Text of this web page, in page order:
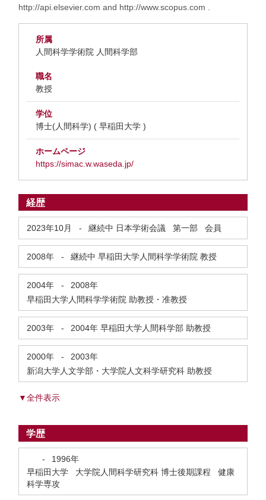
http://api.elsevier.com and http://www.scopus.com .
所属
人間科学学術院 人間科学部
職名
教授
学位
博士(人間科学) ( 早稲田大学 )
ホームページ
https://simac.w.waseda.jp/
経歴
2023年10月 - 継続中 日本学術会議 第一部 会員
2008年 - 継続中 早稲田大学人間科学学術院 教授
2004年 -
2008年
早稲田大学人間科学学術院 助教授・准教授
2003年 - 2004年 早稲田大学人間科学部 助教授
2000年 -
2003年
新潟大学人文学部・大学院人文科学研究科 助教授
▼全件表示
学歴
-
1996年
早稲田大学 大学院人間科学研究科 博士後期課程 健康
科学専攻